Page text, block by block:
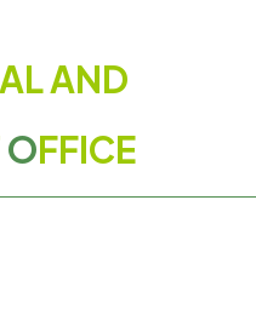
AND
OFFICE